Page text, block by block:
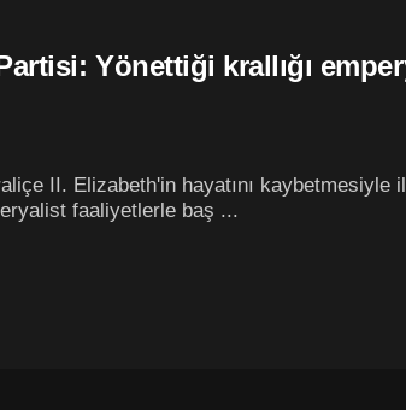
Yönettiği krallığı
II. Elizabeth'in hayatını kaybetmesiyle
faaliyetlerle baş ...